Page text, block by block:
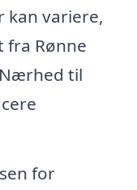
variere,
Rønne
til
for